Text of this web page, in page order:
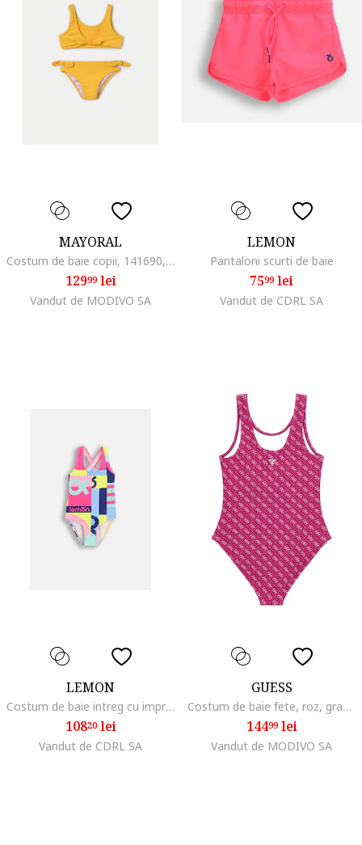
MAYORAL
Costum de baie copii, 141690, Galben, Poliester
12999lei
Vandut de MODIVO SA
LEMON
Pantaloni scurti de baie
7599lei
Vandut de CDRL SA
LEMON
Costum de baie intreg cu imprimeu abstract
10820lei
Vandut de CDRL SA
GUESS
Costum de baie fete, roz, grafic, sintetic
14499lei
Vandut de MODIVO SA